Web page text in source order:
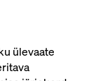
ülevaate